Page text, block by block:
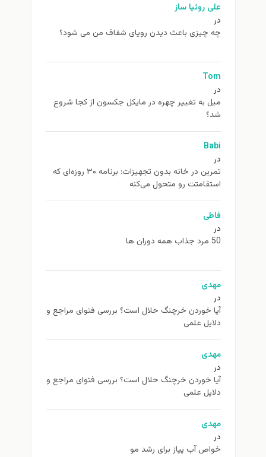
علی روئیا ساز
در
چه چیزی باعث دیدن رویای شفاف من می شود؟
Tom
در
ميل به تغيير چهره در مایکل جکسون از كجا شروع
شد؟
Babi
در
تمرین در خانه بدون تجهیزات: برنامه ۳۰ روزه‌ای که
استقامتت رو متحول می‌کنه
فاطی
در
50 مرد جذاب همه دوران ها
مهدی
در
آیا خوردن خرچنگ حلال است؟ بررسی فتوای مراجع و
دلایل علمی
مهدی
در
آیا خوردن خرچنگ حلال است؟ بررسی فتوای مراجع و
دلایل علمی
مهدی
در
خواص آب پیاز برای رشد مو